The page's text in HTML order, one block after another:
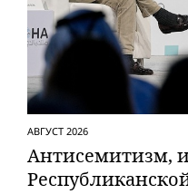
АВГУСТ 2026
Антисемитизм,